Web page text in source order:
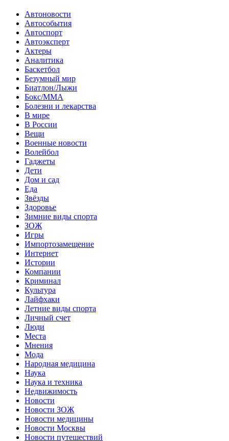
Автоновости
Автособытия
Автоспорт
Автоэксперт
Актеры
Аналитика
Баскетбол
Безумный мир
Биатлон/Лыжи
Бокс/MMA
Болезни и лекарства
В мире
В России
Вещи
Военные новости
Волейбол
Гаджеты
Дети
Дом и сад
Еда
Звёзды
Здоровье
Зимние виды спорта
ЗОЖ
Игры
Импортозамещение
Интернет
Истории
Компании
Криминал
Культура
Лайфхаки
Летние виды спорта
Личный счет
Люди
Места
Мнения
Мода
Народная медицина
Наука
Наука и техника
Недвижимость
Новости
Новости ЗОЖ
Новости медицины
Новости Москвы
Новости путешествий